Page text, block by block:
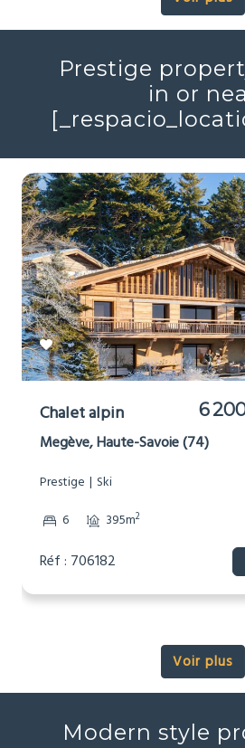
Voir plus
Prestige
in or
Chalet alpin 6
Megève, Haute-Savoie (74)
Prestige
Ski
395m
Réf : 706182
Voir plus